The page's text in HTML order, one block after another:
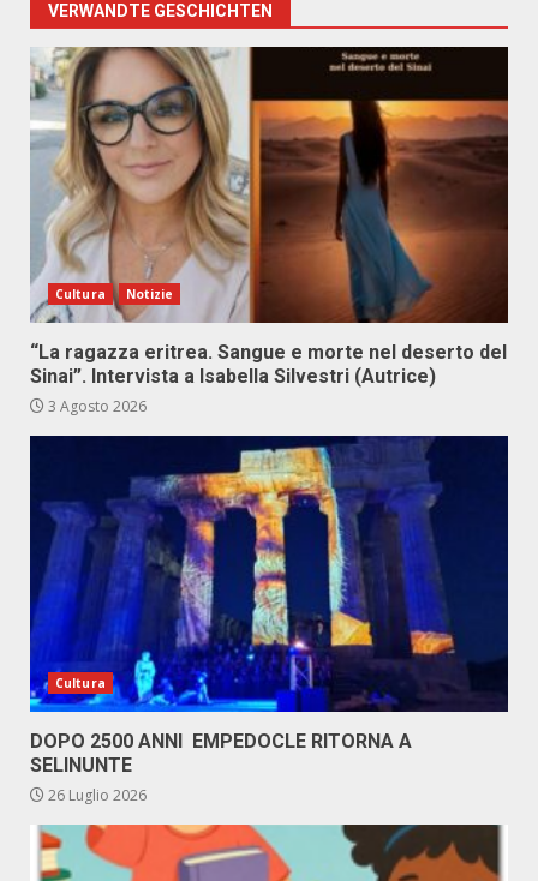
VERWANDTE GESCHICHTEN
Cultura Notizie
“La ragazza eritrea. Sangue e morte nel deserto del
Sinai”. Intervista a Isabella Silvestri (Autrice)
3 Agosto 2026
Cultura
DOPO 2500 ANNI EMPEDOCLE RITORNA A
SELINUNTE
26 Luglio 2026